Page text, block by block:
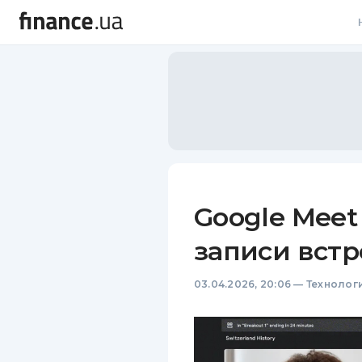
Google
записи
03.04.2026, 20:06 —